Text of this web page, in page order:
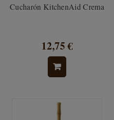
Cucharón KitchenAid Crema
12,75 €